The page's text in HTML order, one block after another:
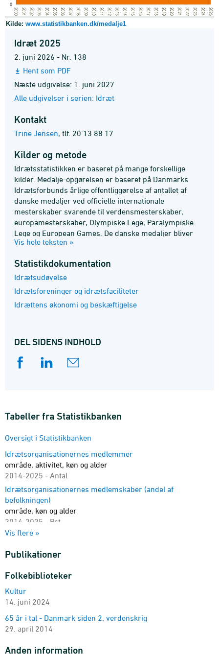
Kilde: www.statistikbanken.dk/medalje1
Idræt 2025
2. juni 2026 - Nr. 138
Hent som PDF
Næste udgivelse: 1. juni 2027
Alle udgivelser i serien: Idræt
Kontakt
Trine Jensen, tlf. 20 13 88 17
Kilder og metode
Idrætsstatistikken er baseret på mange forskellige
kilder. Medalje-opgørelsen er baseret på Danmarks
Idrætsforbunds årlige offentliggørelse af antallet af
danske medaljer ved officielle internationale
mesterskaber svarende til verdensmesterskaber,
europamesterskaber, Olympiske Lege, Paralympiske
Lege og European Games. De danske medaljer bliver
årligt indrapporteret af specialforbundene.
Centrale Foreningsregister, som drives af DIF, DGI og
Dansk Firmaidrætsforbund. Resultater vedrørende
befolkningens motions- og sportsvaner modtages i form
af særtræk fra Idrættens Analyseinstitut.
Vis hele teksten »
Statistik­dokumentation
Idrætsudøvelse
Idrætsforeninger og idrætsfaciliteter
Idrættens økonomi og beskæftigelse
DEL SIDENS INDHOLD
Tabeller fra Statistikbanken
Oversigt i Statistikbanken
Idrætsorganisationernes medlemmer
område, aktivitet, køn og alder
2014-2025 - Antal
Idrætsorganisationernes medlemskaber (andel af
befolkningen)
område, køn og alder
2014-2025 - Pct.
Danske vindere af internationale sportsmedaljer
1980-2025 - Antal
Forbrug af tilskuersport
ledsager, køn og alder
2025-2025 - Pct.
Forbrug af tilskuersport
adgang, køn og alder
2025-2025 - Pct.
disciplin, land, præstation og rangplacering
Vis flere »
Publikationer
Folkebiblioteker
Kultur
14. juni 2024
65 år i tal - Danmark siden 2. verdenskrig
29. april 2014
Anden information